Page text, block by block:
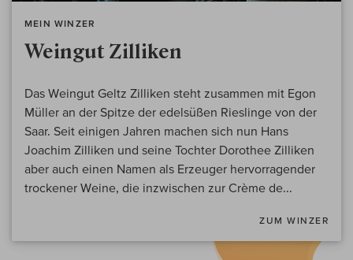
MEIN WINZER
Weingut Zilliken
Das Weingut Geltz Zilliken steht zusammen mit Egon
Müller an der Spitze der edelsüßen Rieslinge von der
Saar. Seit einigen Jahren machen sich nun Hans
Joachim Zilliken und seine Tochter Dorothee Zilliken
aber auch einen Namen als Erzeuger hervorragender
trockener Weine, die inzwischen zur Crème de...
ZUM WINZER